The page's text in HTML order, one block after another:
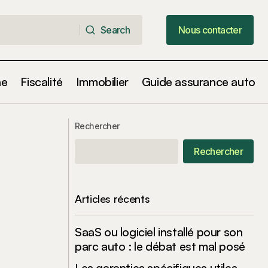
Search
Nous contacter
Nous contacter
Fiscalité Immobilier Guide assurance auto
expatriés en Italie
Rechercher
Rechercher
Articles récents
SaaS ou logiciel installé pour son
parc auto : le débat est mal posé